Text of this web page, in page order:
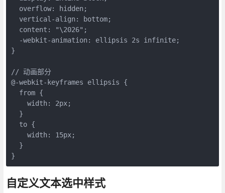
  overflow: hidden;
  vertical-align: bottom;
  content: "\2026";
  -webkit-animation: ellipsis 2s infinite;
}
// 动画部分
@-webkit-keyframes ellipsis {
  from {
    width: 2px;
  }
  to {
    width: 15px;
  }
}
自定义文本选中样式